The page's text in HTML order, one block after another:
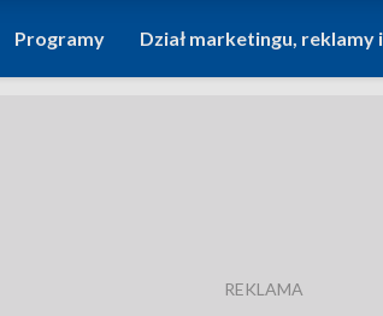
Programy Dział marketingu, reklamy